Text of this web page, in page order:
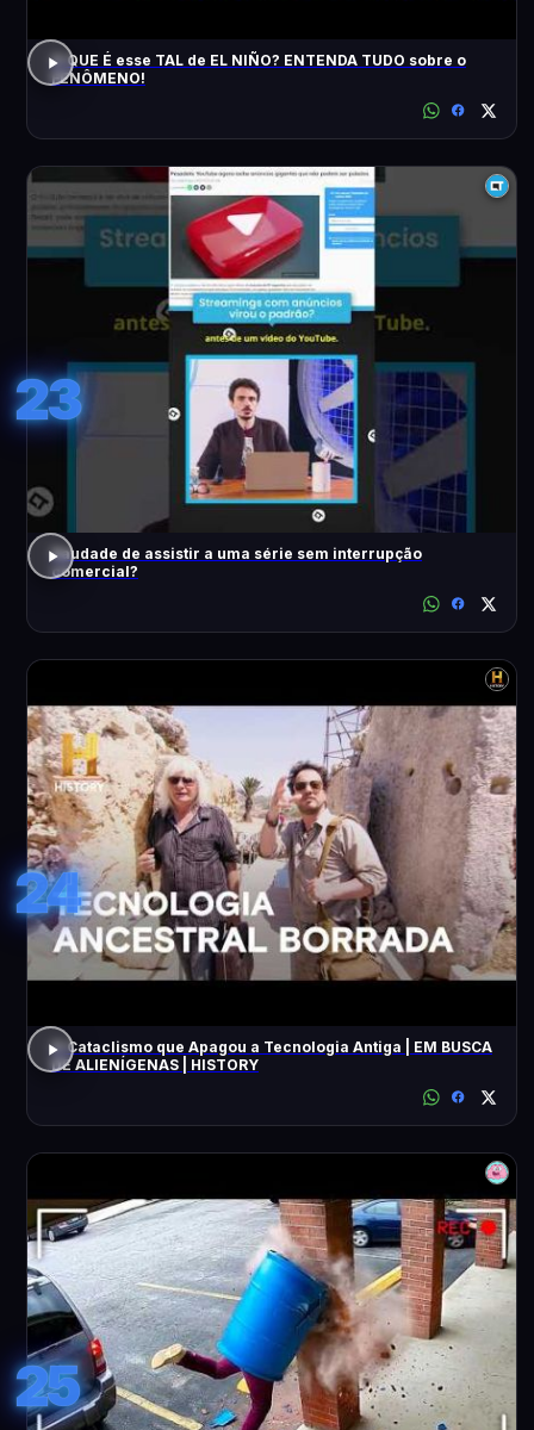
O QUE É esse TAL de EL NIÑO? ENTENDA TUDO sobre o
FENÔMENO!
23
Saudade de assistir a uma série sem interrupção
comercial?
24
O Cataclismo que Apagou a Tecnologia Antiga | EM BUSCA
DE ALIENÍGENAS | HISTORY
25